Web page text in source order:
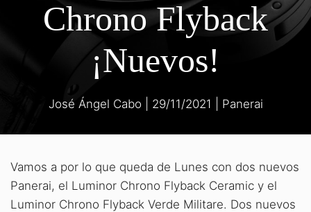
Chrono Flyback
¡Nuevos!
José Ángel Cabo 29/11/2021 Panerai
Vamos a por lo que queda de Lunes con dos nuevos
Panerai, el Luminor Chrono Flyback Ceramic y el
Luminor Chrono Flyback Verde Militare. Dos nuevos